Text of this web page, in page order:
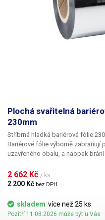
Plochá svařitelná
230mm
Stříbrná hladká bariérová fólie
Bariérové fólie výborně zabraňují
uzavřeného obalu, a naopak
potravin, výrobků a materiálů,
jsou přepravovány na velké
stabilní mikroklima, které
uskladněných materiálů. Dle typu uskladňovaného materiálů je potřeba
obaly doplnit o vysoušedla,
2 662 Kč / ks
2 200 Kč bez DPH
skladem více než 25 ks
Pozítří 11.08.2026 může být u Vás